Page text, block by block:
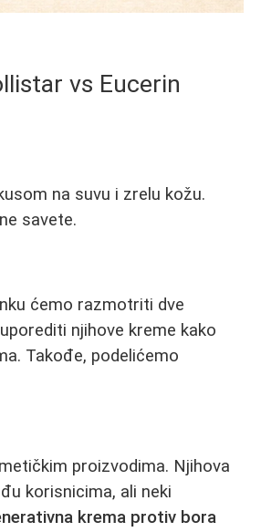
vs Eucerin
na suvu i zrelu kožu.
savete.
ćemo razmotriti dve
njihove kreme kako
Takođe, podelićemo
proizvodima. Njihova
korisnicima, ali neki
krema protiv bora